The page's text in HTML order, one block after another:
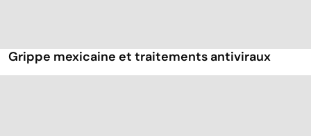
Grippe mexicaine et traitements antiviraux